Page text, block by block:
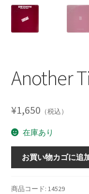
Another
¥1,650 （税込）
在庫あり
Another
Ticket
個
お買い物カゴに追
商品コード: 14529